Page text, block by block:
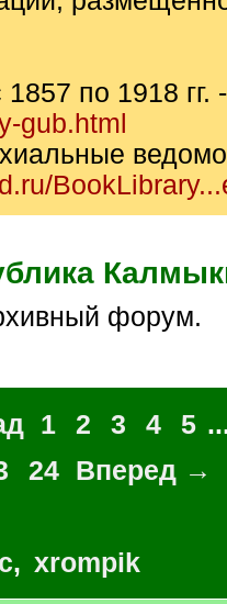
по 1918 гг.
gub.html
форум.
1 2 3 4 5
24 Вперед →
, xrompik